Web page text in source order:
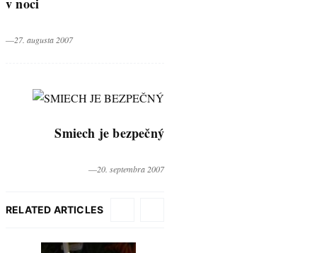
―27. augusta 2007
Smiech je bezpečný
―20. septembra 2007
RELATED ARTICLES